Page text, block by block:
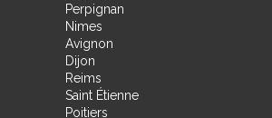
Perpignan
Nimes
Avignon
Dijon
Reims
Saint Étienne
Poitiers